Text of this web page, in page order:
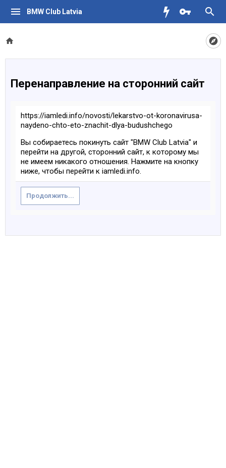
BMW Club Latvia
Перенаправление на сторонний сайт
https://iamledi.info/novosti/lekarstvo-ot-koronavirusa-
naydeno-chto-eto-znachit-dlya-budushchego
Вы собираетесь покинуть сайт "BMW Club Latvia" и
перейти на другой, сторонний сайт, к которому мы
не имеем никакого отношения. Нажмите на кнопку
ниже, чтобы перейти к iamledi.info.
Продолжить...